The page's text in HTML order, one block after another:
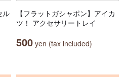
ル
【フラットガシャポン】アイカ
ツ！ アクセサリートレイ
500 yen (tax included)